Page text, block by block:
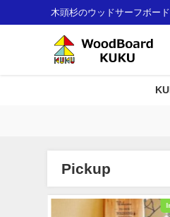
木頭杉のウッドサーフボー
Pickup